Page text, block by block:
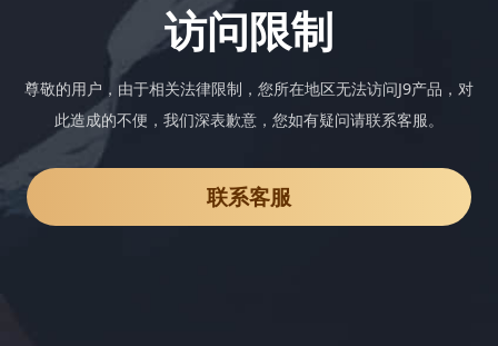
访问限制
尊敬的用户，由于相关法律限制，您所在地区无法访问J9产品，对
此造成的不便，我们深表歉意，您如有疑问请联系客服。
联系客服